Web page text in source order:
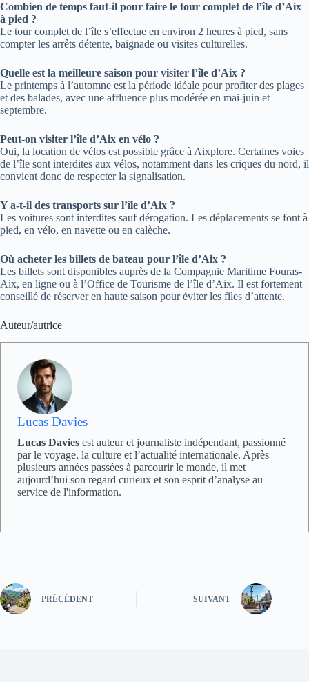
Combien de temps faut-il pour faire le tour complet de l’île d’Aix
à pied ?
Le tour complet de l’île s’effectue en environ 2 heures à pied, sans
compter les arrêts détente, baignade ou visites culturelles.
Quelle est la meilleure saison pour visiter l’île d’Aix ?
Le printemps à l’automne est la période idéale pour profiter des plages
et des balades, avec une affluence plus modérée en mai-juin et
septembre.
Peut-on visiter l’île d’Aix en vélo ?
Oui, la location de vélos est possible grâce à Aixplore. Certaines voies
de l’île sont interdites aux vélos, notamment dans les criques du nord, il
convient donc de respecter la signalisation.
Y a-t-il des transports sur l’île d’Aix ?
Les voitures sont interdites sauf dérogation. Les déplacements se font à
pied, en vélo, en navette ou en calèche.
Où acheter les billets de bateau pour l’île d’Aix ?
Les billets sont disponibles auprès de la Compagnie Maritime Fouras-
Aix, en ligne ou à l’Office de Tourisme de l’île d’Aix. Il est fortement
conseillé de réserver en haute saison pour éviter les files d’attente.
Auteur/autrice
Lucas Davies
Lucas Davies est auteur et journaliste indépendant, passionné
par le voyage, la culture et l’actualité internationale. Après
plusieurs années passées à parcourir le monde, il met
aujourd’hui son regard curieux et son esprit d’analyse au
service de l'information.
PRÉCÉDENT SUIVANT